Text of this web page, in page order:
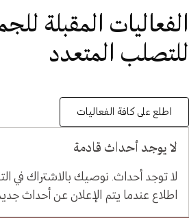
الفعاليات المقبلة
للتصلب المتعدد
اطلع على كافة الفعاليات
لا يوجد أحداث قادمة
لا توجد أحداث. نوصيك بالاشتراك في
اطلاع عندما يتم الإعلان عن أحداث